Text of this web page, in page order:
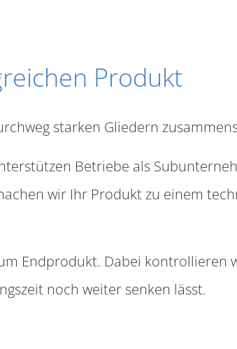
Produkt
starken Gliedern
Betriebe als
wir Ihr Produkt zu einem
Endprodukt. Dabei
noch weiter senken lässt.